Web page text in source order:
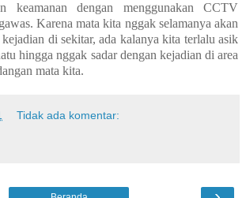
keamanan dengan menggunakan CCTV
Karena mata kita nggak selamanya akan
di sekitar, ada kalanya kita terlalu asik
hingga nggak sadar dengan kejadian di area
mata kita.
Tidak ada komentar: